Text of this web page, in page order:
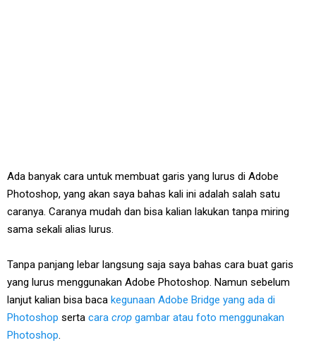
Ada banyak cara untuk membuat garis yang lurus di Adobe
Photoshop, yang akan saya bahas kali ini adalah salah satu
caranya. Caranya mudah dan bisa kalian lakukan tanpa miring
sama sekali alias lurus.
Tanpa panjang lebar langsung saja saya bahas cara buat garis
yang lurus menggunakan Adobe Photoshop. Namun sebelum
lanjut kalian bisa baca kegunaan Adobe Bridge yang ada di
Photoshop serta cara crop gambar atau foto menggunakan
Photoshop.